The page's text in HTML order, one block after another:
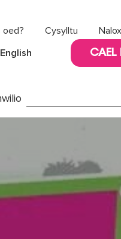
oed? Cysylltu
English
CAEL